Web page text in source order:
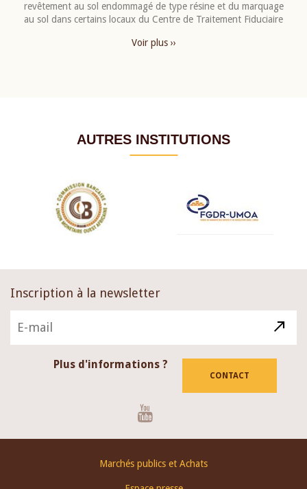
revêtement au sol endommagé de type résine et du marquage
au sol dans certains locaux du Centre de Traitement Fiduciaire
Voir plus ››
AUTRES INSTITUTIONS
Inscription à la newsletter
Plus d'informations ?
CONTACT
Marchés publics et Achats